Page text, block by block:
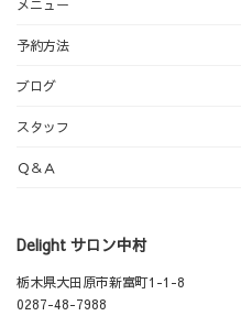
メニュー
予約方法
ブログ
スタッフ
Ｑ＆Ａ
Delight サロン中村
栃木県大田原市新富町1-1-8
0287-48-7988